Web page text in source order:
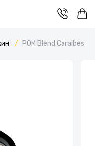
POM Blend Caraibes